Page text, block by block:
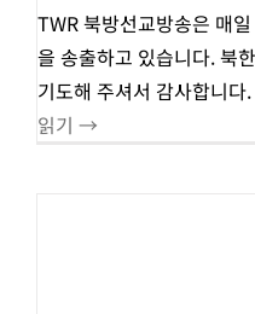
TWR 북방선교방송은 매
을 송출하고 있습니다. 북
기도해 주셔서 감사합니
읽기 →